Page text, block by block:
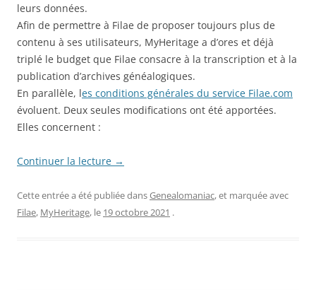
leurs données.
Afin de permettre à Filae de proposer toujours plus de
contenu à ses utilisateurs, MyHeritage a d’ores et déjà
triplé le budget que Filae consacre à la transcription et à la
publication d’archives généalogiques.
En parallèle, les conditions générales du service Filae.com
évoluent. Deux seules modifications ont été apportées.
Elles concernent :
Continuer la lecture →
Cette entrée a été publiée dansGenealomaniac, et marquée avec
Filae, MyHeritage, le 19 octobre 2021 .